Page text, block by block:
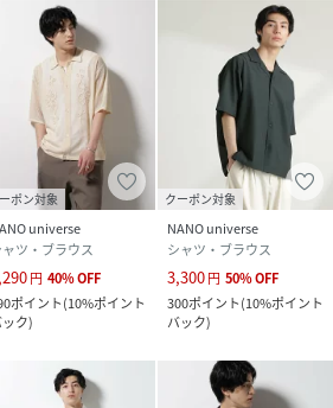
着用サイズ:LARGE
ヨン90%、ナイロン10%
Ｍ、Ｌ
での洗濯不可、ドライクリーニング
4121218-010-18 KV2029
ポン対象
universe
ャツ・ブラウス
円 40%OFF
ポイント(10%ポイント
ク)
クーポン対象
NANO universe
シャツ・ブラウス
3,300円 50%OFF
300ポイント(10%ポイント
バック)